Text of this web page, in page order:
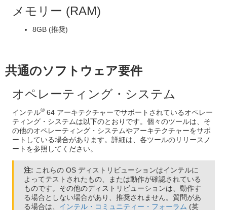
メモリー (RAM)
8GB (推奨)
共通のソフトウェア要件
オペレーティング・システム
インテル® 64 アーキテクチャーでサポートされているオペレー
ティング・システムは以下のとおりです。個々のツールは、そ
の他のオペレーティング・システムやアーキテクチャーをサポ
ートしている場合があります。詳細は、各ツールのリリースノ
ートを参照してください。
注: これらの OS ディストリビューションはインテルに
よってテストされたもの、または動作が確認されている
ものです。その他のディストリビューションは、動作す
る場合としない場合があり、推奨されません。質問があ
る場合は、 インテル・コミュニティー・フォーラム (英